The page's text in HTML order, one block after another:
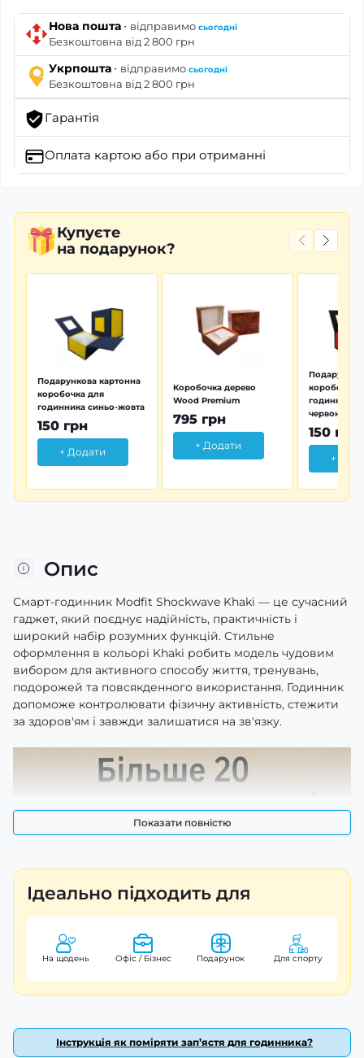
Нова пошта · відправимо сьогодні
Безкоштовна від 2 800 грн
Укрпошта · відправимо сьогодні
Безкоштовна від 2 800 грн
Гарантія
Оплата картою або при отриманні
Купуєте
на подарунок?
Подарункова картонна
коробочка для
годинника синьо-жовта
150 грн
+ Додати
Коробочка дерево
Wood Premium
795 грн
+ Додати
коробочка
годинника
червона
150 грн
+
Опис
Смарт-годинник Modfit Shockwave Khaki — це сучасний
гаджет, який поєднує надійність, практичність і
широкий набір розумних функцій. Стильне
оформлення в кольорі Khaki робить модель чудовим
вибором для активного способу життя, тренувань,
подорожей та повсякденного використання. Годинник
допоможе контролювати фізичну активність, стежити
за здоров'ям і завжди залишатися на зв'язку.
Показати повністю
Ідеально підходить для
На щодень Офіс / Бізнес Подарунок Для спорту
Інструкція як поміряти зап’ястя для годинника?